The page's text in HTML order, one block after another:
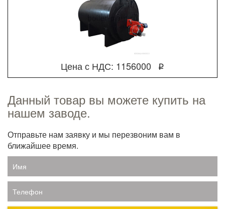
Цена с НДС: 1156000 q
Данный товар вы можете купить на
нашем заводе.
Отправьте нам заявку и мы перезвоним вам в
ближайшее время.
Имя
Телефон